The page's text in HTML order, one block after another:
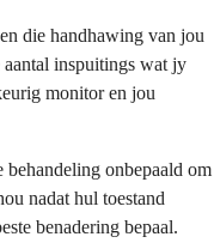
die handhawing van jou
inspuitings wat jy
monitor en jou
behandeling onbepaald om
nadat hul toestand
benadering bepaal.